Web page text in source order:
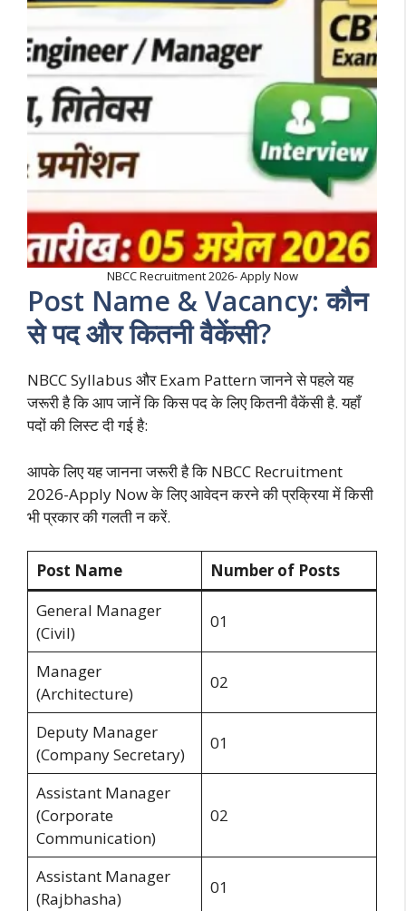
NBCC Recruitment 2026- Apply Now
Post Name & Vacancy: कौन
से पद और कितनी वैकेंसी?
NBCC Syllabus और Exam Pattern जानने से पहले यह
जरूरी है कि आप जानें कि किस पद के लिए कितनी वैकेंसी है. यहाँ
पदों की लिस्ट दी गई है:
आपके लिए यह जानना जरूरी है कि NBCC Recruitment
2026-Apply Now के लिए आवेदन करने की प्रक्रिया में किसी
भी प्रकार की गलती न करें.
Post Name
Number of Posts
General Manager
(Civil)
01
Manager
(Architecture)
02
Deputy Manager
(Company Secretary)
01
Assistant Manager
(Corporate
Communication)
02
Assistant Manager
(Rajbhasha)
01